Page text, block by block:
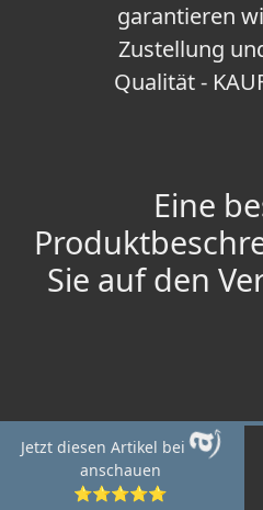
garantieren
Zustellung
Qualität -
Eine
Sie auf den
Jetzt diesen Artikel bei
anschauen
⭐⭐⭐⭐⭐